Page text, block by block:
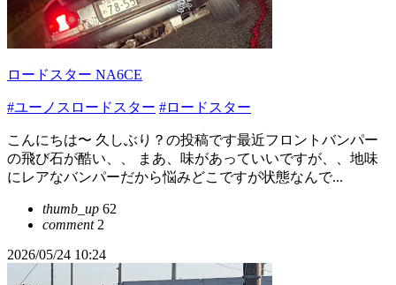
ロードスター NA6CE
#ユーノスロードスター #ロードスター
こんにちは〜 久しぶり？の投稿です最近フロントバンパー
の飛び石が酷い、、 まあ、味があっていいですが、、地味
にレアなバンパーだから悩みどこですが状態なんで...
thumb_up 62
comment2
2026/05/24 10:24